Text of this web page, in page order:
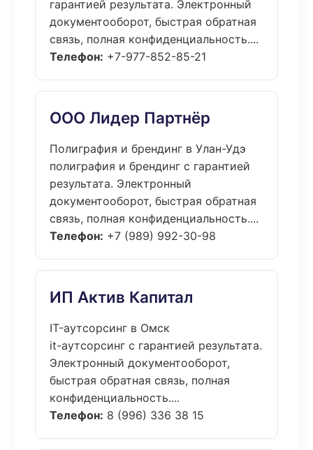
гарантией результата. Электронный
документооборот, быстрая обратная
связь, полная конфиденциальность....
Телефон: +7-977-852-85-21
ООО Лидер Партнёр
Полиграфия и брендинг в Улан-Удэ
полиграфия и брендинг с гарантией
результата. Электронный
документооборот, быстрая обратная
связь, полная конфиденциальность....
Телефон: +7 (989) 992-30-98
ИП Актив Капитал
IT-аутсорсинг в Омск
it-аутсорсинг с гарантией результата.
Электронный документооборот,
быстрая обратная связь, полная
конфиденциальность....
Телефон: 8 (996) 336 38 15